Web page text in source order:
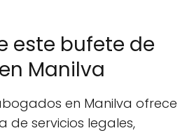
este bufete de
Manilva
en Manilva ofrece
de servicios legales,